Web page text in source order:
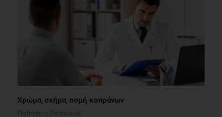
Χρώμα, σχήμα, οσμή κοπράνων
Παθήσεις Πεπτικού